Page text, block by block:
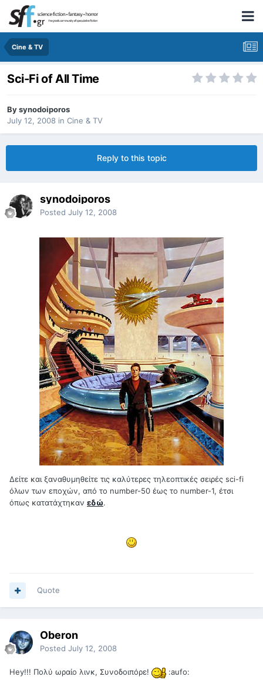
Cine & TV
Sci-Fi of All Time
Bysynodoiporos
July 12, 2008 in Cine & TV
Reply to this topic
synodoiporos
Posted July 12, 2008
Δείτε και ξαναθυμηθείτε τις καλύτερες τηλεοπτικές σειρές sci-fi
όλων των εποχών, από το number-50 έως το number-1, έτσι
όπως κατατάχτηκαν εδώ.
Quote
Oberon
Posted July 12, 2008
Hey!!! Πολύ ωραίο λινκ, Συνοδοιπόρε! :aufo: